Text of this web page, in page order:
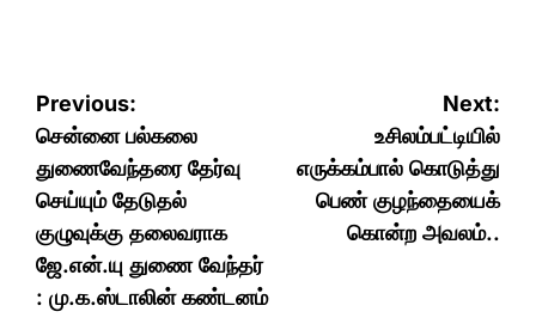
Post
navigation
Previous:
சென்னை பல்கலை
துணைவேந்தரை தேர்வு
செய்யும் தேடுதல்
குழுவுக்கு தலைவராக
ஜே.என்.யு துணை வேந்தர்
: மு.க.ஸ்டாலின் கண்டனம்
Next:
உசிலம்பட்டியில்
எருக்கம்பால் கொடுத்து
பெண் குழந்தையைக்
கொன்ற அவலம்..